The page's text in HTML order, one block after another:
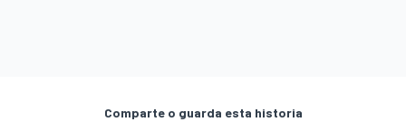
Comparte o guarda esta historia